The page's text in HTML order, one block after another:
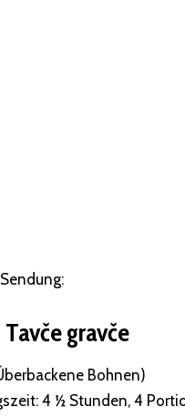
Tavče gravče
Bohnen)
4 ½ Stunden, 4